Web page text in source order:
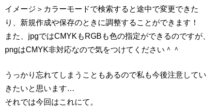
イメージ＞カラーモードで検索すると途中で変更できた
り、新規作成や保存のときに調整することができます！
また、jpgではCMYKもRGBも色の指定ができるのですが、
pngはCMYK非対応なので気をつけてください＾＾
うっかり忘れてしまうこともあるので私も今後注意してい
きたいと思います…
それでは今回はこれにて。